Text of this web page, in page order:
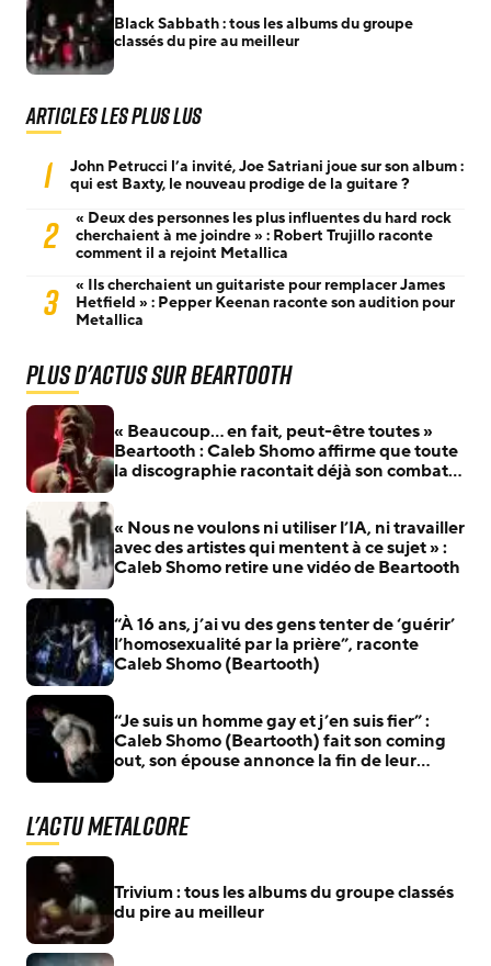
Black Sabbath : tous les albums du groupe
classés du pire au meilleur
Articles les plus lus
1
John Petrucci l’a invité, Joe Satriani joue sur son album :
qui est Baxty, le nouveau prodige de la guitare ?
2
« Deux des personnes les plus influentes du hard rock
cherchaient à me joindre » : Robert Trujillo raconte
comment il a rejoint Metallica
3
« Ils cherchaient un guitariste pour remplacer James
Hetfield » : Pepper Keenan raconte son audition pour
Metallica
Plus d'actus sur Beartooth
« Beaucoup… en fait, peut-être toutes »
Beartooth : Caleb Shomo affirme que toute
la discographie racontait déjà son combat
« Nous ne voulons ni utiliser l’IA, ni travailler
avec des artistes qui mentent à ce sujet » :
Caleb Shomo retire une vidéo de Beartooth
“À 16 ans, j’ai vu des gens tenter de ‘guérir’
l’homosexualité par la prière”, raconte
Caleb Shomo (Beartooth)
“Je suis un homme gay et j’en suis fier” :
Caleb Shomo (Beartooth) fait son coming
out, son épouse annonce la fin de leur
L'actu Metalcore
Trivium : tous les albums du groupe classés
du pire au meilleur